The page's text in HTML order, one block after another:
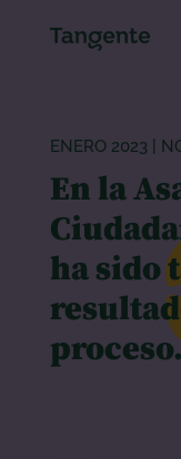
ENERO 2023
En la
ha sido